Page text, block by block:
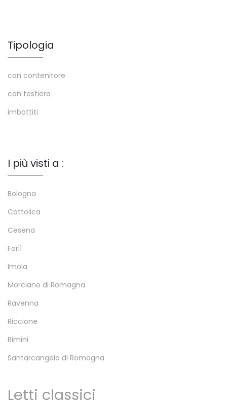
Tipologia
con contenitore
con testiera
imbottiti
I più visti a :
Bologna
Cattolica
Cesena
Forlì
Imola
Morciano di Romagna
Ravenna
Riccione
Rimini
Santarcangelo di Romagna
Letti classici